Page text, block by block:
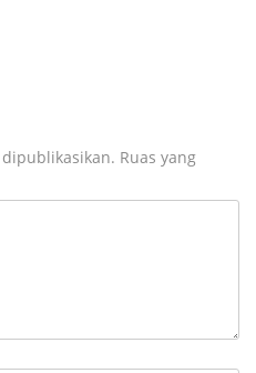
Ruas yang